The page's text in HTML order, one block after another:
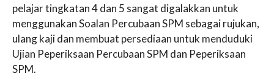
pelajar tingkatan 4 dan 5 sangat digalakkan untuk
menggunakan Soalan Percubaan SPM sebagai rujukan,
ulang kaji dan membuat persediaan untuk menduduki
Ujian Peperiksaan Percubaan SPM dan Peperiksaan
SPM.